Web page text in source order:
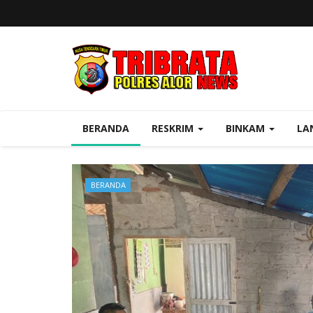
BERANDA RESKRIM BINKAM
BERANDA